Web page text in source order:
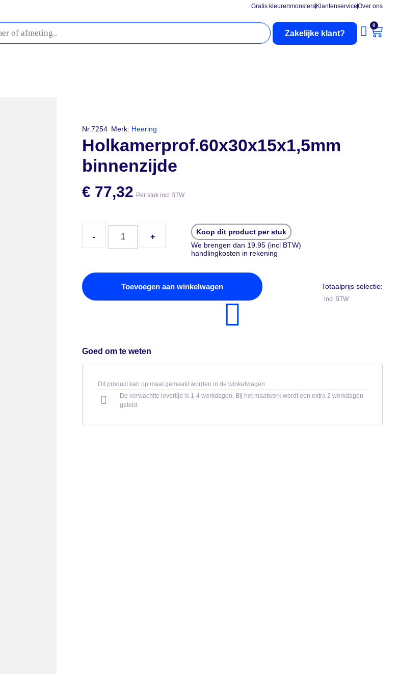
Gratis kleurenmonsters KlantenserviceOver ons
Zakelijke klant?
0
Nr.7254 Merk: Heering
Holkamerprof.60x30x15x1,5mm
binnenzijde
€ 77,32 Per stuk incl BTW
- +
Koop dit product per stuk
We brengen dan 19.95 (incl BTW)
handlingkosten in rekening
Toevoegen aan winkelwagen Totaalprijs selectie:
incl BTW
Goed om te weten
Dit product kan op maat gemaakt worden in de winkelwagen
De verwachtte levertijd is 1-4 werkdagen. Bij het maatwerk wordt een extra 2 werkdagen
geteld.